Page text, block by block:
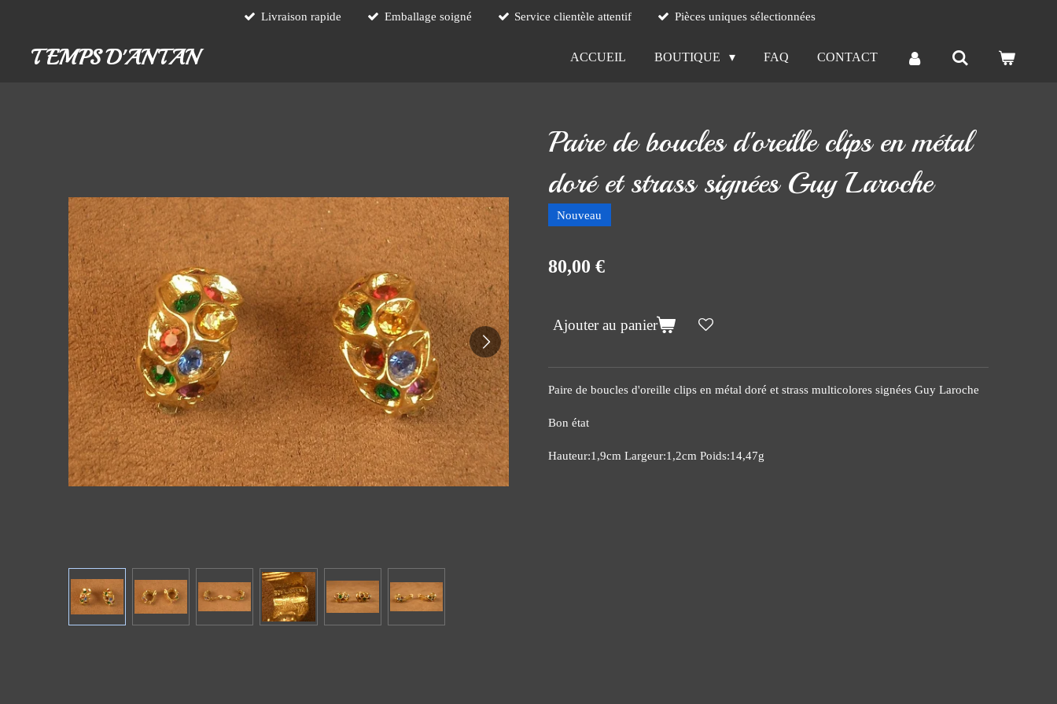
contenu
Livraison rapide Emballage soigné Service clientèle attentif Pièces uniques sélectionnées
TEMPS D'ANTAN ACCUEIL BOUTIQUE FAQ CONTACT
Paire de boucles d'oreille clips en métal
doré et strass signées Guy Laroche
Nouveau
80,00 €
Ajouter au panier
Paire de boucles d'oreille clips en métal doré et strass multicolores signées Guy Laroche
Bon état
Hauteur:1,9cm Largeur:1,2cm Poids:14,47g